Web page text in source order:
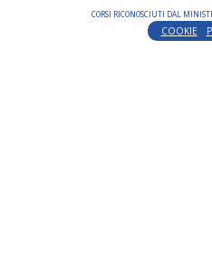
CORSI RICONOSCIUTI DAL
COOKIE